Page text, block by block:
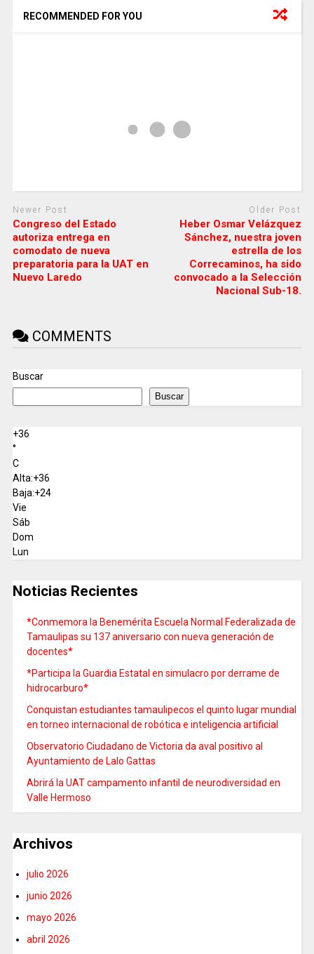
RECOMMENDED FOR YOU
Newer Post
Congreso del Estado
autoriza entrega en
comodato de nueva
preparatoria para la UAT en
Nuevo Laredo
Older Post
Heber Osmar Velázquez
Sánchez, nuestra joven
estrella de los
Correcaminos, ha sido
convocado a la Selección
Nacional Sub-18.
COMMENTS
Buscar
Buscar
+36
°
C
Alta:+36
Baja:+24
Vie
Sáb
Dom
Lun
Noticias Recientes
*Conmemora la Benemérita Escuela Normal Federalizada de
Tamaulipas su 137 aniversario con nueva generación de
docentes*
*Participa la Guardia Estatal en simulacro por derrame de
hidrocarburo*
Conquistan estudiantes tamaulipecos el quinto lugar mundial
en torneo internacional de robótica e inteligencia artificial
Observatorio Ciudadano de Victoria da aval positivo al
Ayuntamiento de Lalo Gattas
Abrirá la UAT campamento infantil de neurodiversidad en
Valle Hermoso
Archivos
julio 2026
junio 2026
mayo 2026
abril 2026